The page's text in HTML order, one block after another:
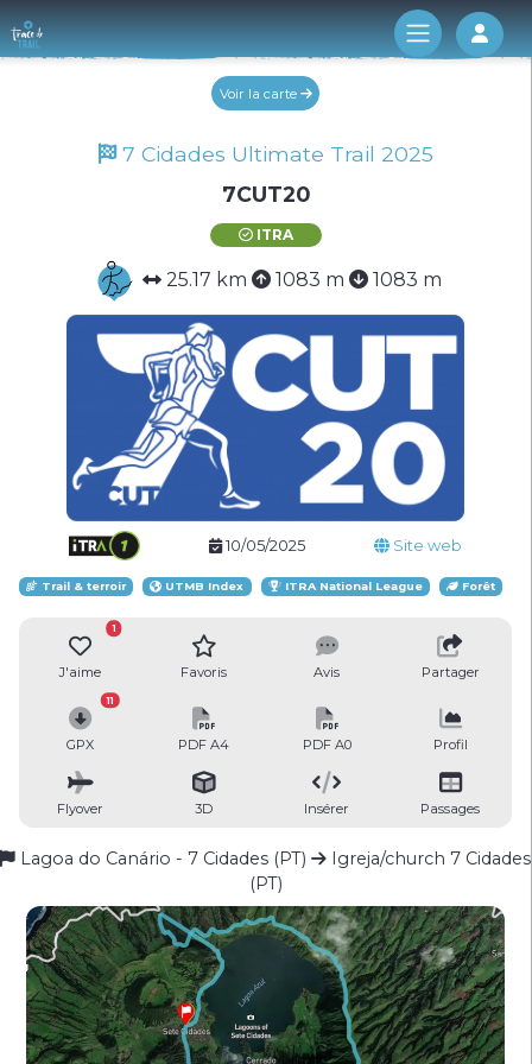
Log
Voir la carte
7 Cidades Ultimate Trail 2025
7CUT20
ITRA
25.17 km 1083 m 1083 m
10/05/2025 Site web
Trail & terroir UTMB Index ITRA National League Forêt
J'aime
1
Favoris Avis Partager
GPX
11
PDF A4 PDF A0 Profil
Flyover 3D Insérer Passages
Lagoa do Canário - 7 Cidades (PT)
Igreja/church 7 Cidades
(PT)